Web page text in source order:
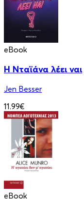
eBook
Η Νταϊάνα λέει ναι
Jen Besser
11.99€
eBook